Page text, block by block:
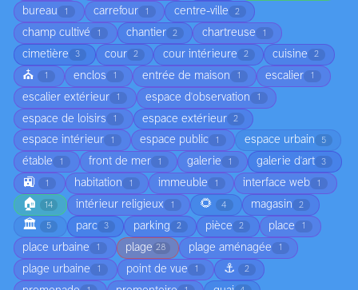
bureau 1 carrefour 1 centre-ville 2
champ cultivé 1 chantier 2 chartreuse 1
cimetière 3 cour 2 cour intérieure 2 cuisine 2
⛪ 1 enclos 1 entrée de maison 1 escalier 1
escalier extérieur 1 espace d'observation 1
espace de loisirs 1 espace extérieur 2
espace intérieur 1 espace public 1 espace urbain 5
étable 1 front de mer 1 galerie 1 galerie d'art 3
🚉 1 habitation 1 immeuble 1 interface web 1
🏠 14 intérieur religieux 1 🌻 4 magasin 2
🏛️ 5 parc 3 parking 2 pièce 2 place 1
place urbaine 1 plage 28 plage aménagée 1
plage urbaine 1 point de vue 1 ⚓ 2